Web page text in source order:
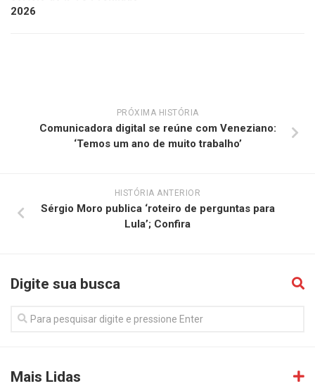
2026
PRÓXIMA HISTÓRIA
Comunicadora digital se reúne com Veneziano:
‘Temos um ano de muito trabalho’
HISTÓRIA ANTERIOR
Sérgio Moro publica ‘roteiro de perguntas para
Lula’; Confira
Digite sua busca
Mais Lidas